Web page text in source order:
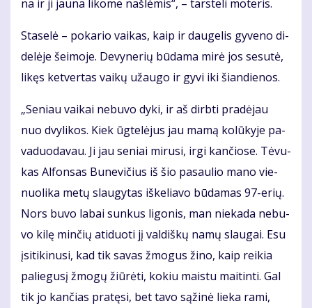
na ir ji jau­na li­ko­me naš­lė­mis“, – tars­te­li mo­te­ris.
Sta­se­lė – po­ka­rio vai­kas, kaip ir dau­ge­lis gy­ve­no di­
de­lė­je šei­mo­je. De­vy­ne­rių bū­da­ma mi­rė jos se­su­tė,
li­kęs ket­ver­tas vai­kų už­au­go ir gy­vi iki šian­die­nos.
„Se­niau vai­kai ne­bu­vo dy­ki, ir aš dirb­ti pra­dė­jau
nuo dvy­li­kos. Kiek ūg­te­lė­jus jau ma­mą ko­lū­ky­je pa­
va­duo­da­vau. Ji jau se­niai mi­ru­si, ir­gi kan­čio­se. Tė­vu­
kas Al­fon­sas Bu­ne­vi­čius iš šio pa­sau­lio ma­no vie­
nuo­li­ka me­tų slau­gy­tas iš­ke­lia­vo bū­da­mas 97-erių.
Nors bu­vo la­bai sun­kus li­go­nis, man nie­ka­da ne­bu­
vo ki­lę min­čių ati­duo­ti jį val­diš­kų na­mų slau­gai. Esu
įsi­ti­ki­nu­si, kad tik sa­vas žmo­gus ži­no, kaip rei­kia
pa­lie­gu­sį žmo­gų žiū­rė­ti, ko­kiu mais­tu mai­tin­ti. Gal
tik jo kan­čias pra­tę­si, bet ta­vo są­ži­nė lie­ka ra­mi,